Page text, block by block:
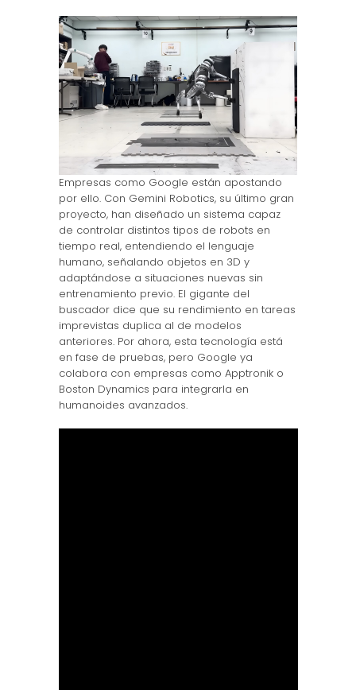
Empresas como Google están apostando
por ello. Con Gemini Robotics, su último gran
proyecto, han diseñado un sistema capaz
de controlar distintos tipos de robots en
tiempo real, entendiendo el lenguaje
humano, señalando objetos en 3D y
adaptándose a situaciones nuevas sin
entrenamiento previo. El gigante del
buscador dice que su rendimiento en tareas
imprevistas duplica al de modelos
anteriores. Por ahora, esta tecnología está
en fase de pruebas, pero Google ya
colabora con empresas como Apptronik o
Boston Dynamics para integrarla en
humanoides avanzados.